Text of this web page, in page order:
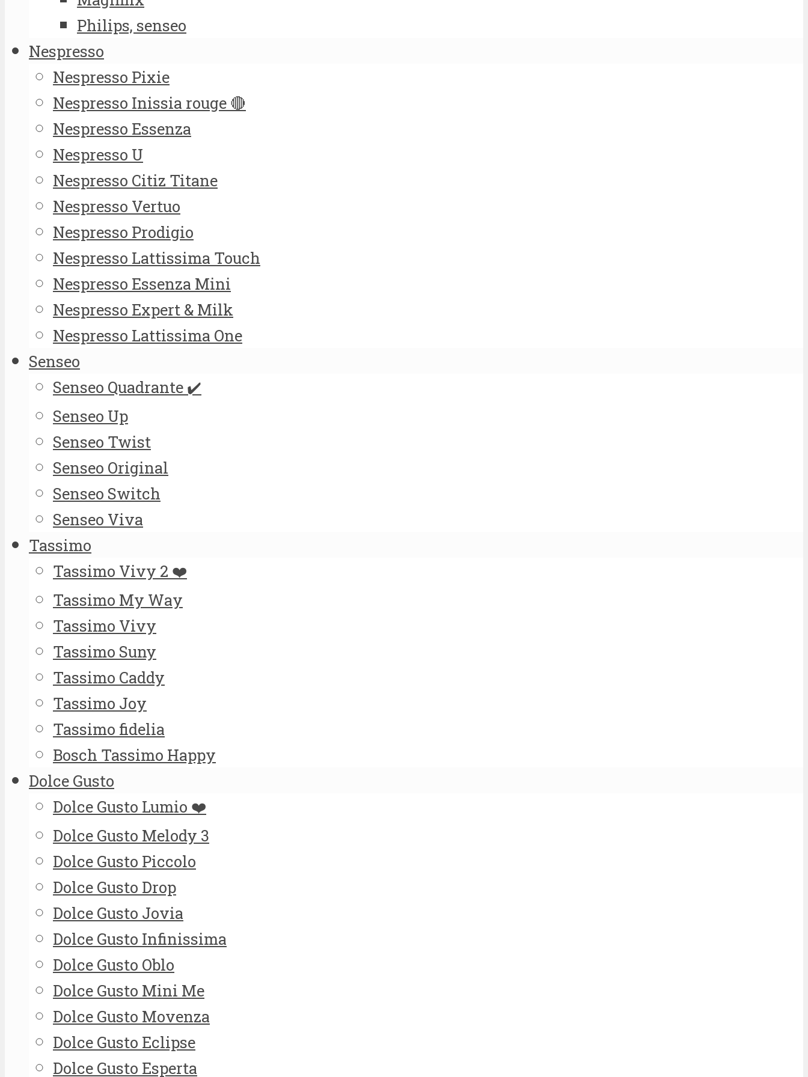
Philips, senseo
Nespresso
Nespresso Pixie
Nespresso Inissia rouge 🔴
Nespresso Essenza
Nespresso U
Nespresso Citiz Titane
Nespresso Vertuo
Nespresso Prodigio
Nespresso Lattissima Touch
Nespresso Essenza Mini
Nespresso Expert & Milk
Nespresso Lattissima One
Senseo
Senseo Quadrante ✔️
Senseo Up
Senseo Twist
Senseo Original
Senseo Switch
Senseo Viva
Tassimo
Tassimo Vivy 2 ❤️
Tassimo My Way
Tassimo Vivy
Tassimo Suny
Tassimo Caddy
Tassimo Joy
Tassimo fidelia
Bosch Tassimo Happy
Dolce Gusto
Dolce Gusto Lumio ❤️
Dolce Gusto Melody 3
Dolce Gusto Piccolo
Dolce Gusto Drop
Dolce Gusto Jovia
Dolce Gusto Infinissima
Dolce Gusto Oblo
Dolce Gusto Mini Me
Dolce Gusto Movenza
Dolce Gusto Eclipse
Dolce Gusto Esperta